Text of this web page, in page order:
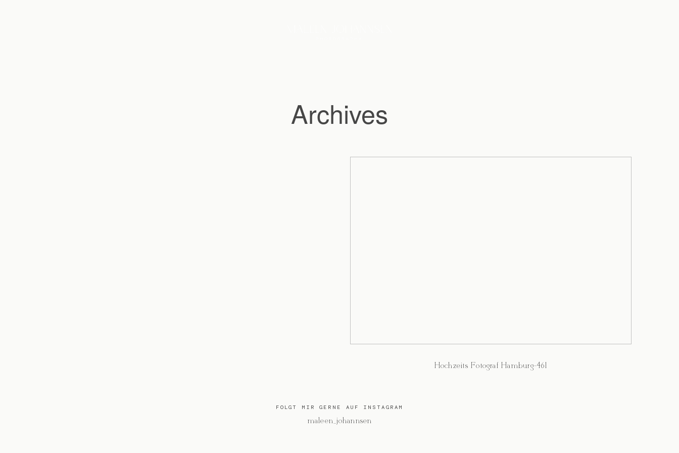
Archives
Hochzeits Fotograf Hamburg-461
FOLGT MIR GERNE AUF INSTAGRAM
@maleen_johannsen